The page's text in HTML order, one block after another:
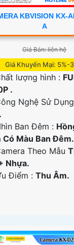
KBVISION KX-
A
Giá Bán: liên hệ
Giá Khuyến Mại: 5%-
lượng hình :
.
Nghệ Sử
Ban Đêm :
Màu Ban Ðêm.
Theo Mẫu
Nhựa.
Điểm : Thu Âm.